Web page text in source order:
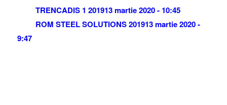
TRENCADIS 1 201913 martie 2020 - 10:45
ROM STEEL SOLUTIONS 201913 martie 2020 -
9:47